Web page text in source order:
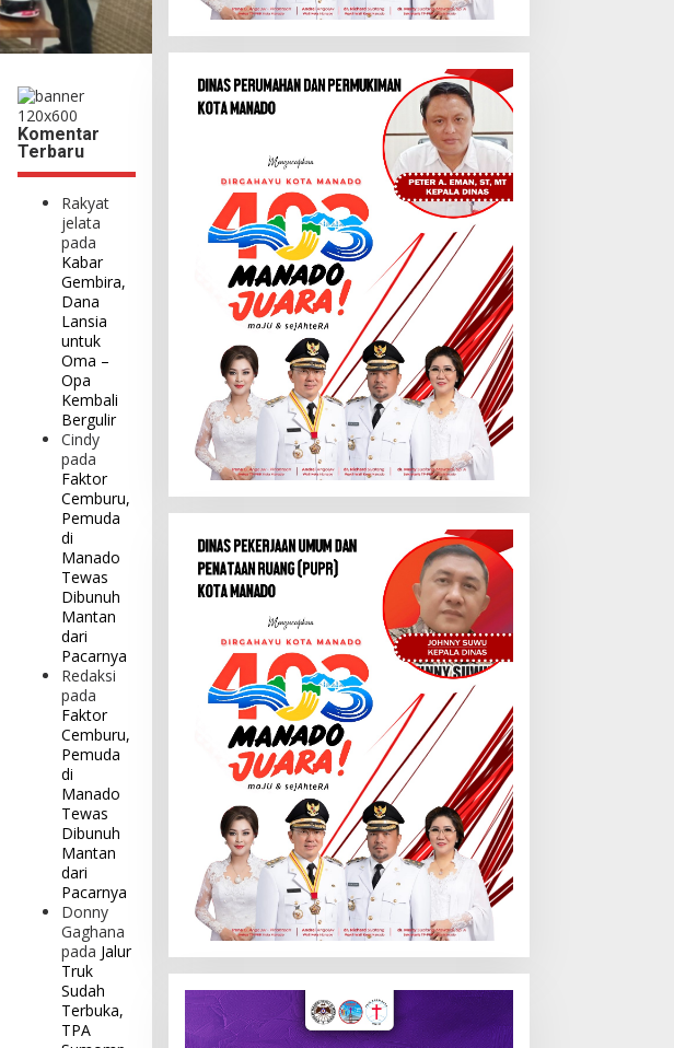
Komentar
Terbaru
Rakyat
jelata
pada
Kabar
Gembira,
Dana
Lansia
untuk
Oma –
Opa
Kembali
Bergulir
Cindy
pada
Faktor
Cemburu,
Pemuda
di
Manado
Tewas
Dibunuh
Mantan
dari
Pacarnya
Redaksi
pada
Faktor
Cemburu,
Pemuda
di
Manado
Tewas
Dibunuh
Mantan
dari
Pacarnya
Donny
Gaghana
pada Jalur
Truk
Sudah
Terbuka,
TPA